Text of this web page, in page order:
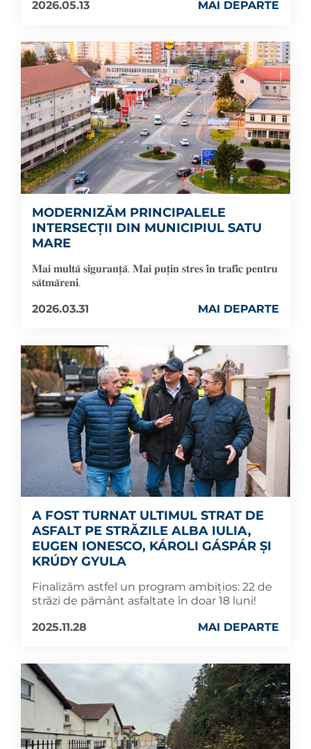
2026.05.13 MAI DEPARTE
MODERNIZĂM PRINCIPALELE
INTERSECȚII DIN MUNICIPIUL SATU
MARE
𝐌𝐚𝐢 𝐦𝐮𝐥𝐭𝐚̆ 𝐬𝐢𝐠𝐮𝐫𝐚𝐧𝐭̦𝐚̆. 𝐌𝐚𝐢 𝐩𝐮𝐭̦𝐢𝐧 𝐬𝐭𝐫𝐞𝐬 𝐢̂𝐧 𝐭𝐫𝐚𝐟𝐢𝐜 𝐩𝐞𝐧𝐭𝐫𝐮
𝐬𝐚̆𝐭𝐦𝐚̆𝐫𝐞𝐧𝐢.
2026.03.31
MAI DEPARTE
A FOST TURNAT ULTIMUL STRAT DE
ASFALT PE STRĂZILE ALBA IULIA,
EUGEN IONESCO, KÁROLI GÁSPÁR ȘI
KRÚDY GYULA
Finalizăm astfel un program ambițios: 22 de
străzi de pământ asfaltate în doar 18 luni!
2025.11.28
MAI DEPARTE